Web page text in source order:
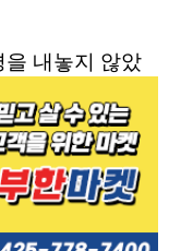
내놓지 않았